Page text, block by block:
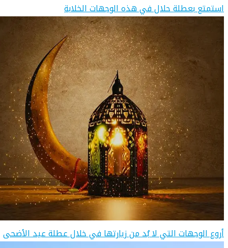
استمتع بعطلة حلال في هذه الوجهات الخلابة
أروع الوجهات التي لا بُد من زيارتها في خلال عطلة عيد الأضحى